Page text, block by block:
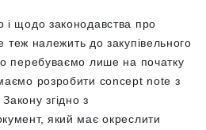
щодо законодавства про
теж належить до закупівельного
перебуваємо лише на початку
розробити concept note з
згідно з
який має окреслити